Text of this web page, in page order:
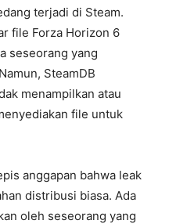
terjadi di Steam.
file Forza Horizon 6
seseorang yang
SteamDB
menampilkan atau
file untuk
anggapan bahwa leak
distribusi biasa. Ada
oleh seseorang yang